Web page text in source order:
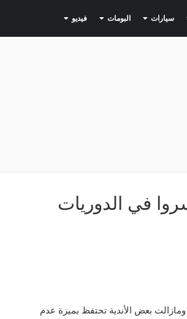
(current) سيارات (current) البومات (current) فيديو (current)
لم يخسروا في الدوريات
بعض الأندية تحتفظ بميزة عدم